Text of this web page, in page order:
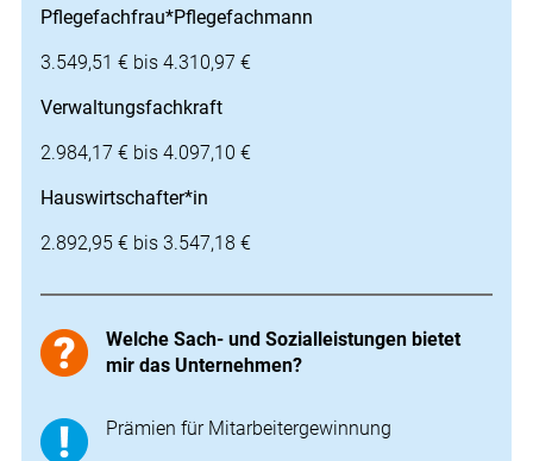
Pflegefachfrau*Pflegefachmann
3.549,51 € bis 4.310,97 €
Verwaltungsfachkraft
2.984,17 € bis 4.097,10 €
Hauswirtschafter*in
2.892,95 € bis 3.547,18 €
Welche Sach- und Sozialleistungen bietet
mir das Unternehmen?
Prämien für Mitarbeitergewinnung